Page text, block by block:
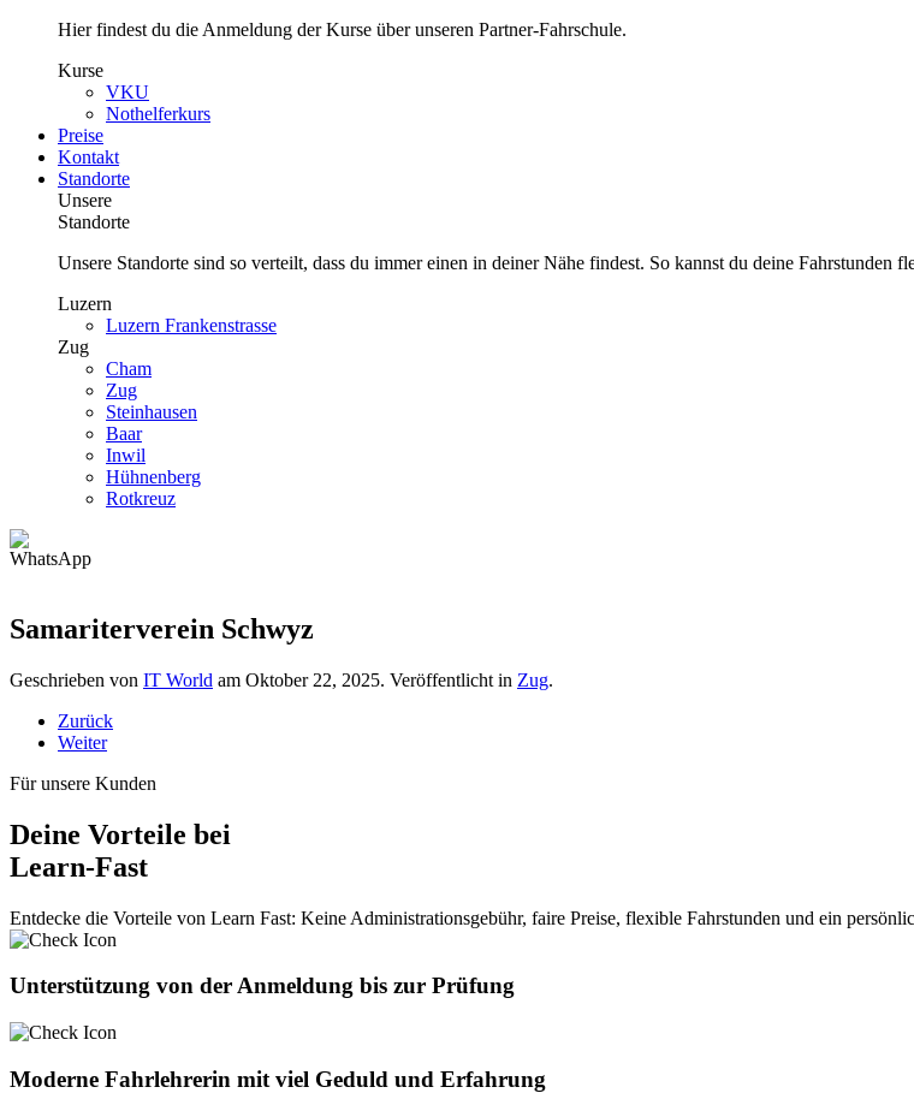
Hier findest du die Anmeldung der Kurse über unseren Partner-Fahrschule.
Kurse
VKU
Nothelferkurs
Preise
Kontakt
Standorte
Unsere
Standorte
Unsere Standorte sind so verteilt, dass du immer einen in deiner Nähe findest. So kannst du deine Fahrstunden
Luzern
Luzern Frankenstrasse
Zug
Cham
Zug
Steinhausen
Baar
Inwil
Hühnenberg
Rotkreuz
Samariterverein Schwyz
Geschrieben von IT World am Oktober 22, 2025. Veröffentlicht in Zug.
Zurück
Weiter
Für unsere Kunden
Deine Vorteile bei
Learn-Fast
Entdecke die Vorteile von Learn Fast: Keine Administrationsgebühr, faire Preise, flexible Fahrstunden und ein
Unterstützung von der Anmeldung bis zur Prüfung
Moderne Fahrlehrerin mit viel Geduld und Erfahrung